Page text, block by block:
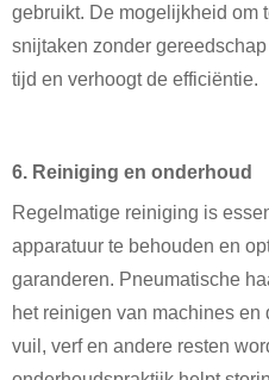
gebruikt. De mogelijkheid om
snijtaken zonder
tijd en verhoogt de efficiëntie.
6. Reiniging en onderhoud
Regelmatige reiniging is
apparatuur te behouden en
garanderen. Pneumatische
het reinigen van machines
vuil, verf en andere resten